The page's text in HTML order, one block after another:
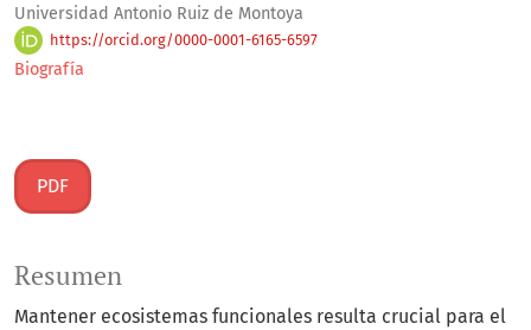
Universidad Antonio Ruiz de Montoya
https://orcid.org/0000-0001-6165-6597
Biografía
PDF
Resumen
Mantener ecosistemas funcionales resulta crucial para el